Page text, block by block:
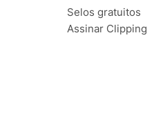
Selos gratuitos
Assinar Clipping